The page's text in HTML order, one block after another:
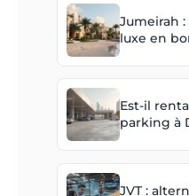
Jumeirah
luxe en
Est-il
parking à
JVT :